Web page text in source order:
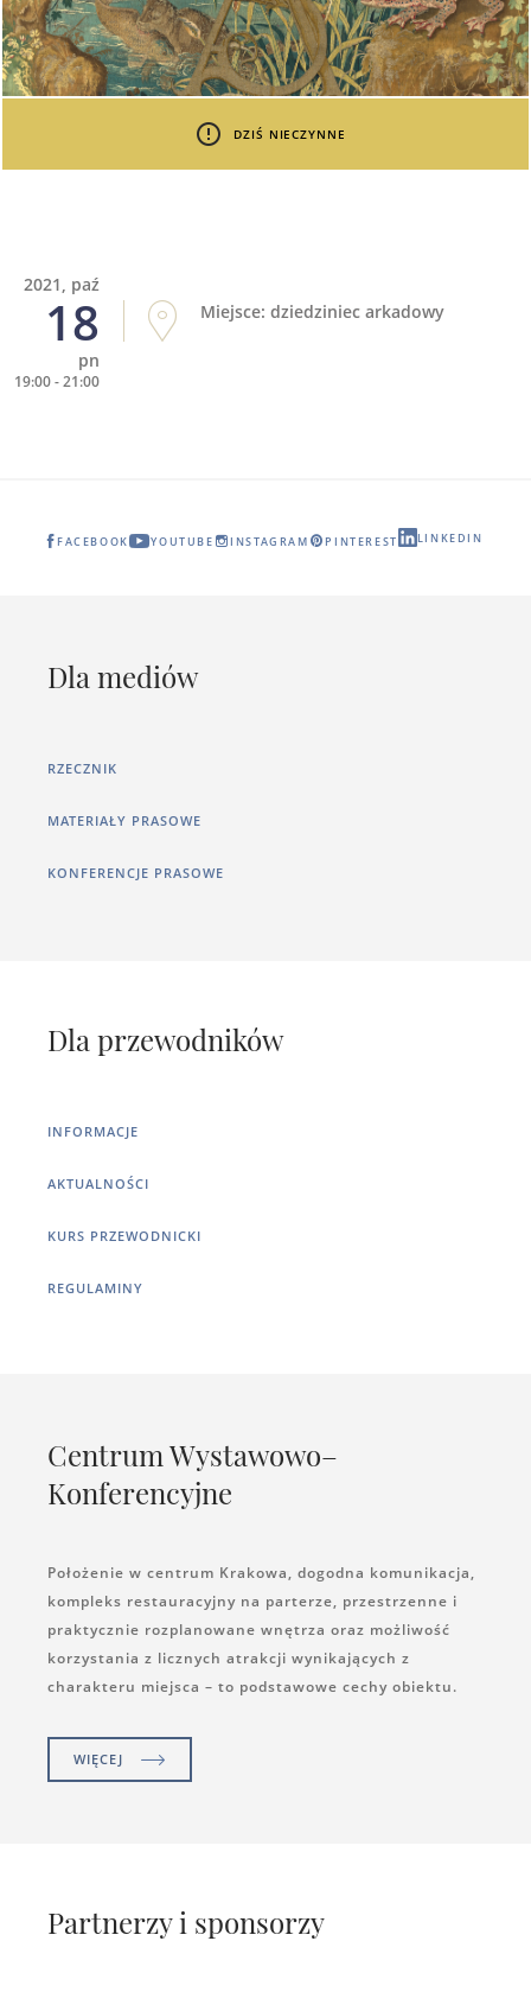
DZIŚ NIECZYNNE
2021, paź
18
pn
19:00 - 21:00
Miejsce: dziedziniec arkadowy
FACEBOOK YOUTUBE INSTAGRAM PINTEREST LINKEDIN
Dla mediów
RZECZNIK
MATERIAŁY PRASOWE
KONFERENCJE PRASOWE
Dla przewodników
INFORMACJE
AKTUALNOŚCI
KURS PRZEWODNICKI
REGULAMINY
Centrum Wystawowo–
Konferencyjne
Położenie w centrum Krakowa, dogodna komunikacja,
kompleks restauracyjny na parterze, przestrzenne i
praktycznie rozplanowane wnętrza oraz możliwość
korzystania z licznych atrakcji wynikających z
charakteru miejsca – to podstawowe cechy obiektu.
WIĘCEJ
Partnerzy i sponsorzy